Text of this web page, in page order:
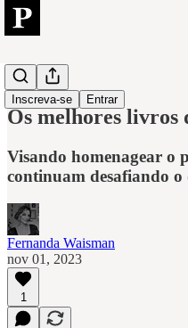
Inscreva-se Entrar
Tech
Os melhores livros
Visando homenagear o
continuam desafiando o
Fernanda Waisman
nov 01, 2023
1